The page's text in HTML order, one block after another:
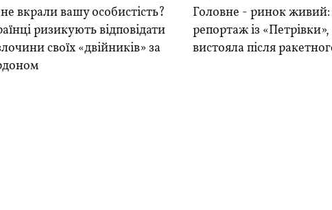
вкрали вашу особистість?
ризикують відповідати
своїх «двійників» за
Головне - ринок живий:
репортаж із «Петрівки»,
вистояла після